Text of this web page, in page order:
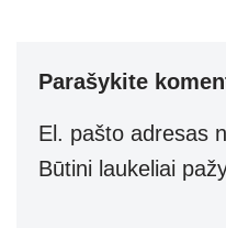
Parašykite
El. pašto adresas
Būtini laukeliai